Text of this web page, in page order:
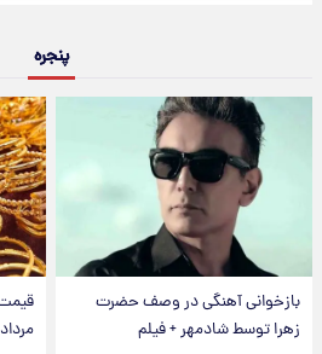
پنجره
بازخوانی آهنگی در وصف حضرت
زهرا توسط شادمهر + فیلم
مرداد ۱۴۰۵ +جدول